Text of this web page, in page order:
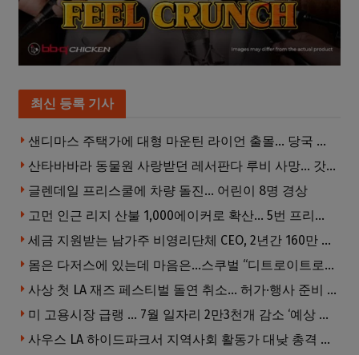
최신 등록 기사
샌디마스 주택가에 대형 마운틴 라이언 출몰… 당국 긴급 대응, 주민 접근 자제 당부
산타바바라 동물원 사랑받던 레서판다 루비 사망… 갓 태어난 새끼 2마리 잃은 지 수주 만
글렌데일 프리스쿨에 차량 돌진… 어린이 8명 경상
고먼 인근 리지 산불 1,000에이커로 확산… 5번 프리웨이 양방향 전면 폐쇄
세금 지원받는 남가주 비영리단체 CEO, 2년간 160만 달러 이상 받아… 미사용 휴가수당만 수십만 달러
몸은 다저스에 있는데 마음은…스쿠벌 “디트로이트로 돌아가고파”
사상 첫 LA 재즈 페스티벌 돌연 취소… 허가·행사 준비 문제로 일정 변경
미 고용시장 급랭 … 7월 일자리 2만3천개 감소 ‘예상 밖 쇼크’
사우스 LA 하이드파크서 지역사회 활동가 대낮 총격 사망… 용의자 도주